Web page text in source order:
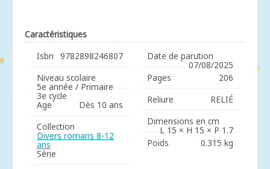
Caractéristiques
Isbn
9782898246807
Niveau scolaire
5e année / Primaire
3e cycle
Age
Dès 10 ans
Collection
Divers romans 8-12
ans
Série
Date de parution
07/08/2025
Pages
206
Reliure
RELIÉ
Dimensions en cm
L 15 × H 15 × P 1.7
Poids
0.315 kg